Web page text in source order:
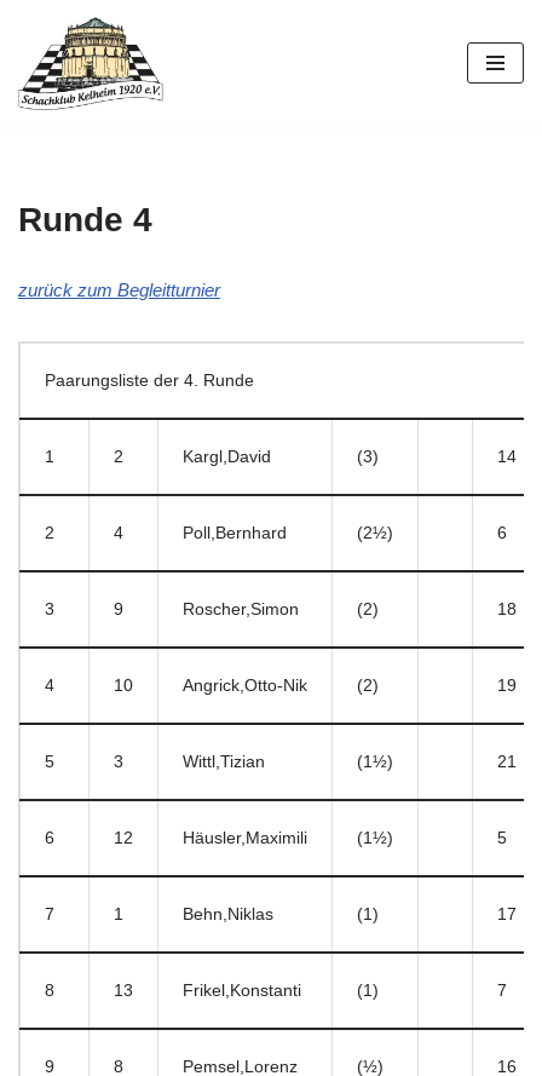
Zum
Inhalt
Runde 4
zurück zum Begleitturnier
Paarungsliste der 4. Runde
1 2 Kargl,David (3) 14
2 4 Poll,Bernhard (2½) 6
3 9 Roscher,Simon (2) 18
4 10 Angrick,Otto-Nik (2) 19
5 3 Wittl,Tizian (1½) 21
6 12 Häusler,Maximili (1½) 5
7 1 Behn,Niklas (1) 17
8 13 Frikel,Konstanti (1) 7
9 8 Pemsel,Lorenz (½) 16